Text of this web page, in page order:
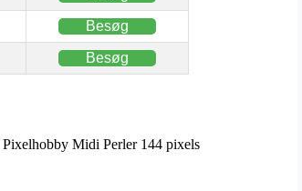
Besøg
Besøg
Midi Perler 144 pixels